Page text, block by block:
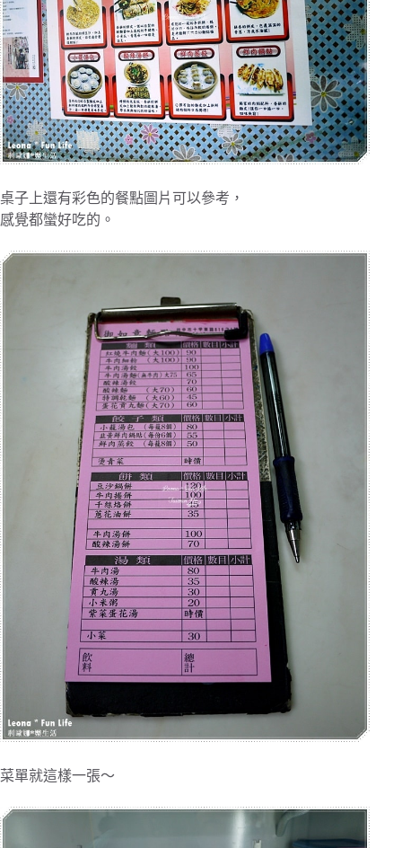
桌子上還有彩色的餐點圖片可以參考，
感覺都蠻好吃的。
菜單就這樣一張～